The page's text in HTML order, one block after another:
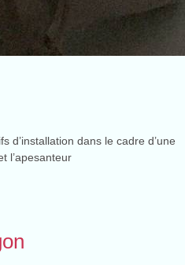
d’installation dans le cadre d’une
l’apesanteur